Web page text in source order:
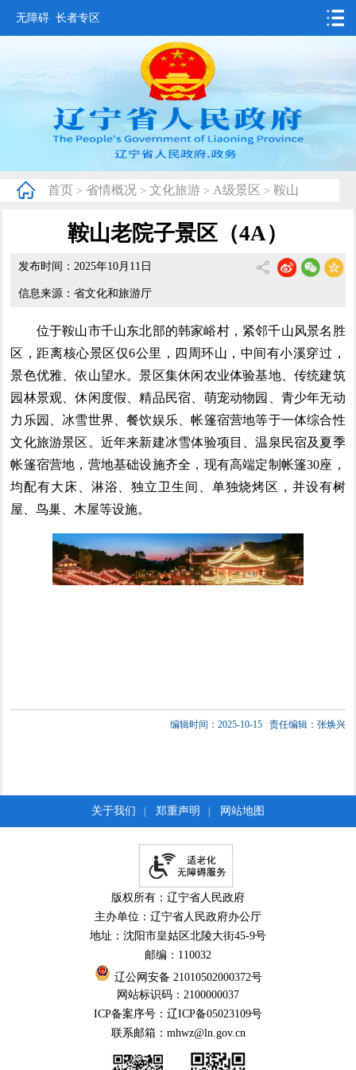
无障碍 长者专区
要闻动态
政务公开
互动交流
数据发布
省情概况
首页 > 省情概况 > 文化旅游 > A级景区 > 鞍山
鞍山老院子景区（4A）
发布时间：2025年10月11日
信息来源：省文化和旅游厅
位于鞍山市千山东北部的韩家峪村，紧邻千山风景名胜
区，距离核心景区仅6公里，四周环山，中间有小溪穿过，
景色优雅、依山望水。景区集休闲农业体验基地、传统建筑
园林景观、休闲度假、精品民宿、萌宠动物园、青少年无动
力乐园、冰雪世界、餐饮娱乐、帐篷宿营地等于一体综合性
文化旅游景区。近年来新建冰雪体验项目、温泉民宿及夏季
帐篷宿营地，营地基础设施齐全，现有高端定制帐篷30座，
均配有大床、淋浴、独立卫生间、单独烧烤区，并设有树
屋、鸟巢、木屋等设施。
编辑时间：2025-10-15 责任编辑：张焕兴
关于我们 郑重声明 网站地图
版权所有：辽宁省人民政府
主办单位：辽宁省人民政府办公厅
地址：沈阳市皇姑区北陵大街45-9号
邮编：110032
辽公网安备 21010502000372号
网站标识码：2100000037
ICP备案序号：辽ICP备05023109号
联系邮箱：mhwz@ln.gov.cn